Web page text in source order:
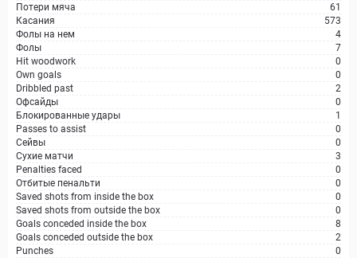
Потери мяча
61
Касания
573
Фолы на нем
4
Фолы
7
Hit woodwork
0
Own goals
0
Dribbled past
2
Офсайды
0
Блокированные удары
1
Passes to assist
0
Сейвы
0
Сухие матчи
3
Penalties faced
0
Отбитые пенальти
0
Saved shots from inside the box
0
Saved shots from outside the box
0
Goals conceded inside the box
8
Goals conceded outside the box
2
Punches
0